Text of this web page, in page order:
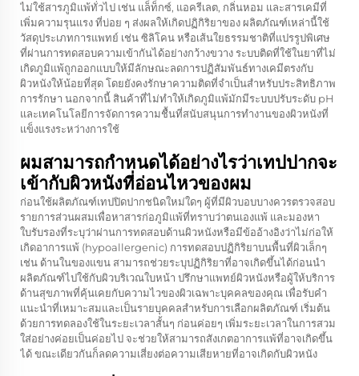
ไม่ใช้สารภูมิแพ้ทั่วไป เช่น แล็ท็กซ์, แอครีเลต, กลิ่นหอม และสารเคมีที่
เพิ่มความรุนแรง ที่บ่อย ๆ ส่งผลให้เกิดปฏิกิริยาของ ผลิตภัณฑ์เหล่านี้ใช้
วัสดุประเภทการแพทย์ เช่น ซิลิโคน หรือเส้นใยธรรมชาติที่แปรรูปพิเศษ
ที่ผ่านการทดสอบความเข้ากันได้อย่างกว้างขวาง ระบบติดที่ใช้ในยาที่ไม่
เกิดภูมิแพ้ถูกออกแบบให้มีลักษณะลดการปฏิสัมพันธ์ทางเคมีตรงกับ
ผิวหนังให้น้อยที่สุด โดยยังคงรักษาความติดที่จําเป็นสําหรับประสิทธิภาพ
การรักษา นอกจากนี้ สินค้าที่ไม่ทําให้เกิดภูมิแพ้มักมีระบบปรับระดับ pH
และเทคโนโลยีการจัดการความชื้นที่สนับสนุนการทํางานของผิวหนังที่
แข็งแรงระหว่างการใช้
ผมสามารถกําหนดได้อย่างไรว่าเทปปากจะ
เข้ากับผิวหนังที่อ่อนไหวของผม
ก่อนใช้ผลิตภัณฑ์เทปปิดปากชนิดใหม่ใดๆ ผู้ที่มีผิวบอบบางควรตรวจสอบ
รายการส่วนผสมเพื่อหาสารก่อภูมิแพ้ที่ทราบว่าตนเองแพ้ และมองหา
ใบรับรองที่ระบุว่าผ่านการทดสอบด้านผิวหนังหรือมีข้ออ้างอิงว่าไม่ก่อให้
เกิดอาการแพ้ (hypoallergenic) การทดสอบปฏิกิริยาบนพื้นที่ผิวเล็กๆ
เช่น ด้านในของแขน สามารถช่วยระบุปฏิกิริยาที่อาจเกิดขึ้นได้ก่อนนำ
ผลิตภัณฑ์ไปใช้กับผิวบริเวณใบหน้า ปรึกษาแพทย์ผิวหนังหรือผู้ให้บริการ
ด้านสุขภาพที่คุ้นเคยกับความไวของผิวเฉพาะบุคคลของคุณ เพื่อรับคำ
แนะนำที่เหมาะสมและเป็นรายบุคคลสำหรับการเลือกผลิตภัณฑ์ เริ่มต้น
ด้วยการทดลองใช้ในระยะเวลาสั้นๆ ก่อนค่อยๆ เพิ่มระยะเวลาในการสวม
ใส่อย่างค่อยเป็นค่อยไป จะช่วยให้สามารถสังเกตอาการแพ้ที่อาจเกิดขึ้น
ได้ ขณะเดียวกันก็ลดความเสี่ยงต่อความเสียหายที่อาจเกิดกับผิวหนัง